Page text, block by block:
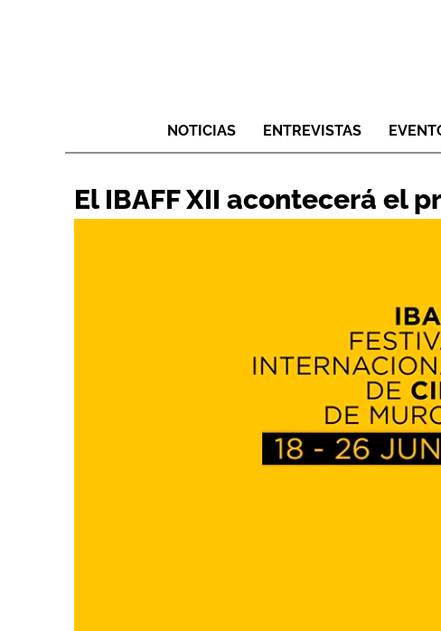
NOTICIAS ENTREVISTAS
El IBAFF XII acontecerá el